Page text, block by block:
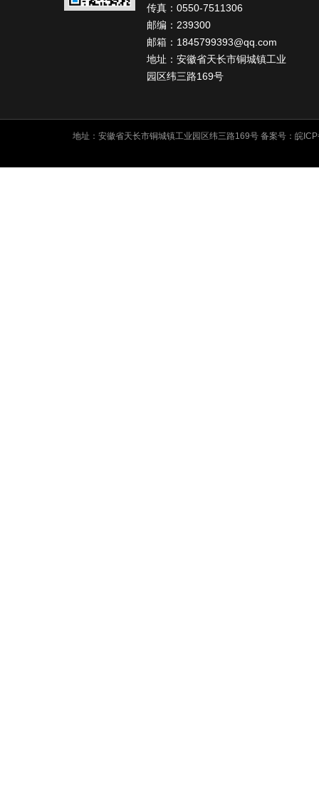
传真：0550-7511306
邮编：239300
邮箱：1845799393@qq.com
地址：安徽省天长市铜城镇工业
园区纬三路169号
地址：安徽省天长市铜城镇工业园区纬三路169号 备案号： 皖